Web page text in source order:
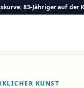
83-Jähriger auf der
KUNST